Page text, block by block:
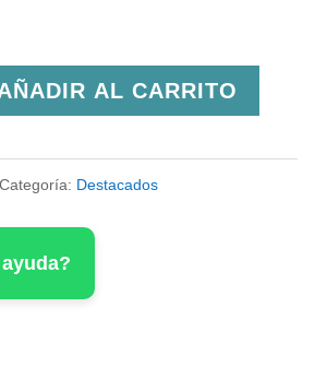
AL CARRITO
Categoría: Destacados